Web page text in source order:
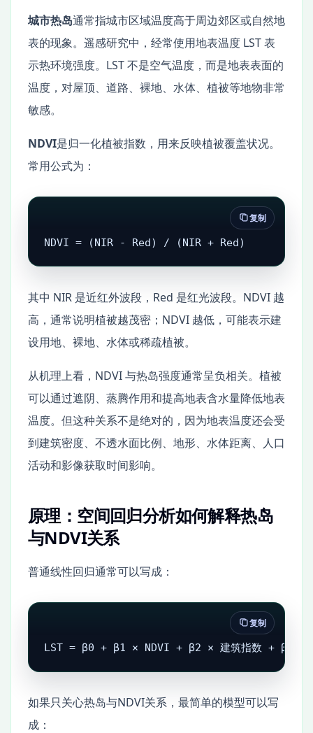
城市热岛通常指城市区域温度高于周边郊区或自然地
表的现象。遥感研究中，经常使用地表温度 LST 表
示热环境强度。LST 不是空气温度，而是地表表面的
温度，对屋顶、道路、裸地、水体、植被等地物非常
敏感。
NDVI是归一化植被指数，用来反映植被覆盖状况。
常用公式为：
NDVI = (NIR - Red) / (NIR + Red)
复制
其中 NIR 是近红外波段，Red 是红光波段。NDVI 越
高，通常说明植被越茂密；NDVI 越低，可能表示建
设用地、裸地、水体或稀疏植被。
从机理上看，NDVI 与热岛强度通常呈负相关。植被
可以通过遮阴、蒸腾作用和提高地表含水量降低地表
温度。但这种关系不是绝对的，因为地表温度还会受
到建筑密度、不透水面比例、地形、水体距离、人口
活动和影像获取时间影响。
原理：空间回归分析如何解释热岛
与NDVI关系
普通线性回归通常可以写成：
LST = β0 + β1 × NDVI + β2 × 建筑指数 + β3 ×
复制
如果只关心热岛与NDVI关系，最简单的模型可以写
成：